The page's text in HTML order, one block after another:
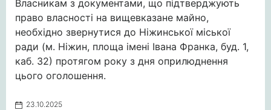
Власникам з документами, що підтверджують
право власності на вищевказане майно,
необхідно звернутися до Ніжинської міської
ради (м. Ніжин, площа імені Івана Франка, буд. 1,
каб. 32) протягом року з дня оприлюднення
цього оголошення.
23.10.2025